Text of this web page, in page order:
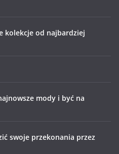
kolekcje od najbardziej
mody i być na
swoje przekonania przez